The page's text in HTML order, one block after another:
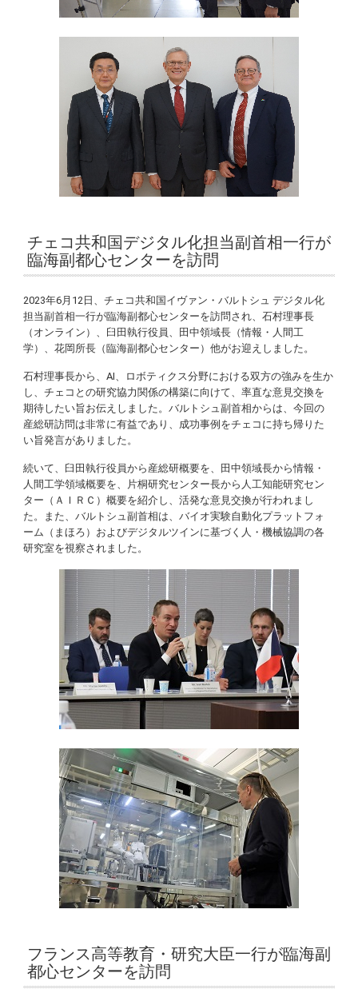
チェコ共和国デジタル化担当副首相一行が
臨海副都心センターを訪問
2023年6月12日、チェコ共和国イヴァン・バルトシュ デジタル化
担当副首相一行が臨海副都心センターを訪問され、石村理事長
（オンライン）、臼田執行役員、田中領域長（情報・人間工
学）、花岡所長（臨海副都心センター）他がお迎えしました。
石村理事長から、AI、ロボティクス分野における双方の強みを生か
し、チェコとの研究協力関係の構築に向けて、率直な意見交換を
期待したい旨お伝えしました。バルトシュ副首相からは、今回の
産総研訪問は非常に有益であり、成功事例をチェコに持ち帰りた
い旨発言がありました。
続いて、臼田執行役員から産総研概要を、田中領域長から情報・
人間工学領域概要を、片桐研究センター長から人工知能研究セン
ター（ＡＩＲＣ）概要を紹介し、活発な意見交換が行われまし
た。また、バルトシュ副首相は、バイオ実験自動化プラットフォ
ーム（まほろ）およびデジタルツインに基づく人・機械協調の各
研究室を視察されました。
フランス高等教育・研究大臣一行が臨海副
都心センターを訪問